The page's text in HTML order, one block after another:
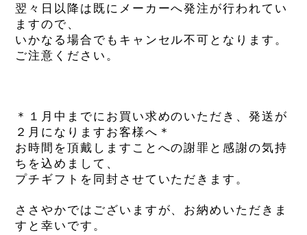
翌々日以降は既にメーカーへ発注が行われてい
ますので、
いかなる場合でもキャンセル不可となります。
ご注意ください。
＊１月中までにお買い求めのいただき、発送が
２月になりますお客様へ＊
お時間を頂戴しますことへの謝罪と感謝の気持
ちを込めまして、
プチギフトを同封させていただきます。
ささやかではございますが、お納めいただきま
すと幸いです。